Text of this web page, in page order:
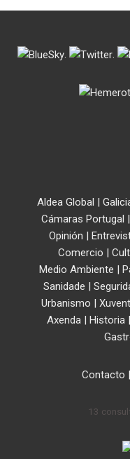
. .
Aldea Global |
Cámaras Portugal |
Opinión |
Comercio |
Medio Ambiente |
Sanidade |
Urbanismo |
Axenda| Historia|
Contacto |
13